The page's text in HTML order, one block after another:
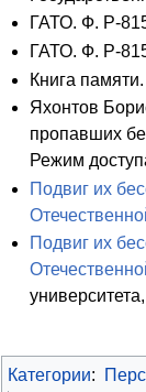
ГАТО. Ф. Р-
ГАТО. Ф. Р-
Книга
Яхонтов
пропавших
Режим
Подвиг их
Подвиг их
Категории: